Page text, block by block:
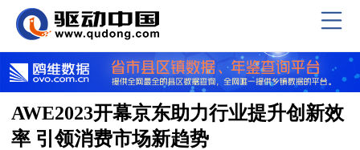
AWE2023开幕京东助力行业提升创新效
率 引领消费市场新趋势